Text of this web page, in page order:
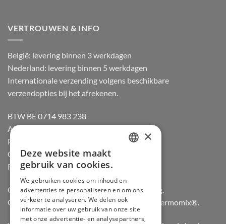
VERTROUWEN & INFO
België: levering binnen 3 werkdagen
Nederland: levering binnen 5 werkdagen
Internationale verzending volgens beschikbare
verzendopties bij het afrekenen.
BTW BE 0714 983 238
Algemene voorwaarden
Privacybeleid
Cookiebeleid
Retourneren
Officiële dealer van Gozney en Big Green Egg.
Officiële advisor en verdeler van Vorwerk Thermomix®.
GERMAN
ENGLISH
×
Deze website maakt
gebruik van cookies.
We gebruiken cookies om inhoud en
advertenties te personaliseren en om ons
verkeer te analyseren. We delen ook
informatie over uw gebruik van onze site
met onze advertentie- en analysepartners,